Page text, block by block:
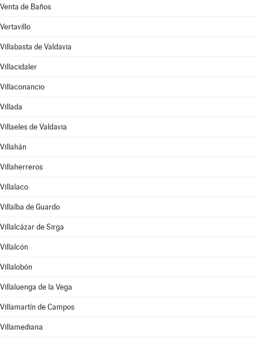
Venta de Baños
Vertavillo
Villabasta de Valdavia
Villacidaler
Villaconancio
Villada
Villaeles de Valdavia
Villahán
Villaherreros
Villalaco
Villalba de Guardo
Villalcázar de Sirga
Villalcón
Villalobón
Villaluenga de la Vega
Villamartín de Campos
Villamediana